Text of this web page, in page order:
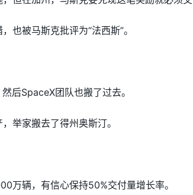
也被马斯克批评为“法西斯”。
后SpaceX团队也搬了过去。
举家搬去了得州奥斯汀。
万辆，有信心保持50%交付量增长率。